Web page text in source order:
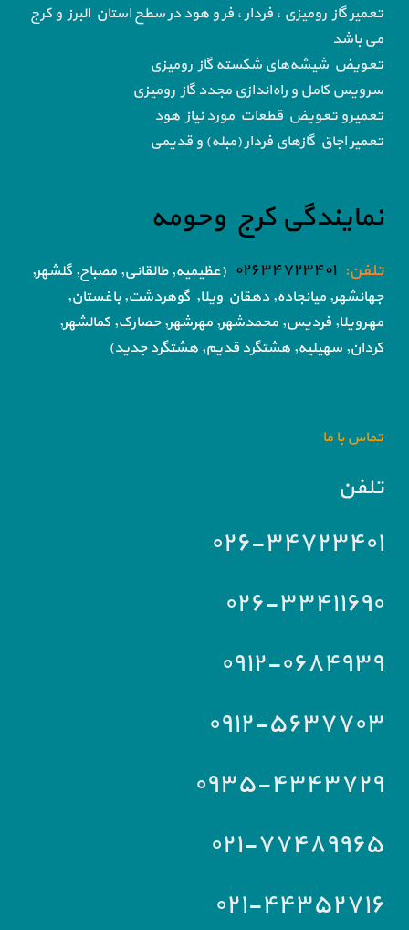
تعمیر گاز رومیزی ، فردار ، فر و هود در سطح استان البرز و کرج
می باشد
تعویض شیشه‌های شکسته گاز رومیزی
سرویس کامل و راه‌اندازی مجدد گاز رومیزی
تعمیرو تعویض قطعات مورد نیاز هود
تعمیر اجاق گاز‌های فردار (مبله) و قدیمی
نمایندگی کرج وحومه
تلفن: ۰۲۶۳۴۷۲۳۴۰۱
(عظیمیه, طالقانی, مصباح, گلشهر,
جهانشهر, میانجاده, دهقان ویلا, گوهردشت, باغستان,
مهرویلا, فردیس, محمدشهر, مهرشهر, حصارک, کمالشهر,
کردان, سهیلیه, هشتگرد قدیم, هشتگرد جدید)
تماس با ما
تلفن
۰۲۶-۳۴۷۲۳۴۰۱
۰۲۶-۳۳۴۱۱۶۹۰
۰۹۱۲-۰۶۸۴۹۳۹
۰۹۱۲-۵۶۳۷۷۰۳
۰۹۳۵-۴۳۴۳۷۲۹
۰۲۱-۷۷۴۸۹۹۶۵
۰۲۱-۴۴۳۵۲۷۱۶